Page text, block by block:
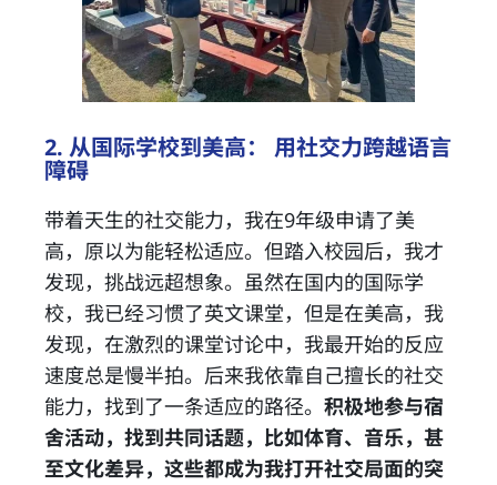
2. 从国际学校到美高： 用社交力跨越语言
障碍
带着天生的社交能力，我在9年级申请了美
高，原以为能轻松适应。但踏入校园后，我才
发现，挑战远超想象。虽然在国内的国际学
校，我已经习惯了英文课堂，但是在美高，我
发现，在激烈的课堂讨论中，我最开始的反应
速度总是慢半拍。后来我依靠自己擅长的社交
能力，找到了一条适应的路径。 积极地参与宿
舍活动，找到共同话题，比如体育、音乐，甚
至文化差异，这些都成为我打开社交局面的突